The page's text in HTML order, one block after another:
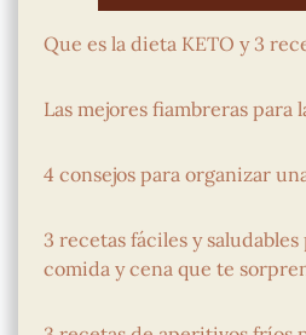
Que es la dieta KETO y 3
Las mejores fiambreras para
4 consejos para organizar
3 recetas fáciles y saludables
comida y cena que te